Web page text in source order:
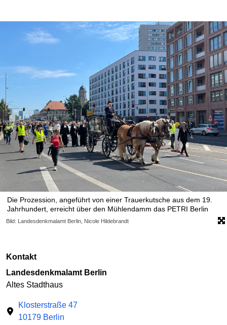
Die Prozession, angeführt von einer Trauerkutsche aus dem 19.
Jahrhundert, erreicht über den Mühlendamm das PETRI Berlin
Bild: Landesdenkmalamt Berlin, Nicole Hildebrandt
Kontakt
Landesdenkmalamt Berlin
Altes Stadthaus
Klosterstraße 47
10179 Berlin